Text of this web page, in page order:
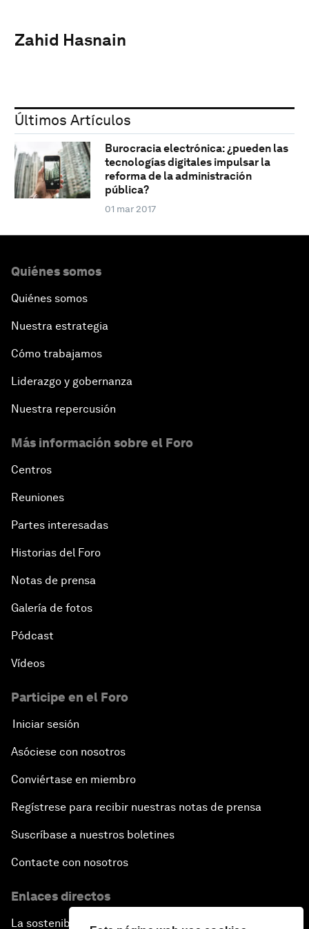
Zahid Hasnain
Últimos Artículos
Burocracia electrónica: ¿pueden las
tecnologías digitales impulsar la
reforma de la administración
pública?
01 mar 2017
Quiénes somos
Quiénes somos
Nuestra estrategia
Cómo trabajamos
Liderazgo y gobernanza
Nuestra repercusión
Más información sobre el Foro
Centros
Reuniones
Partes interesadas
Historias del Foro
Notas de prensa
Galería de fotos
Pódcast
Vídeos
Participe en el Foro
Iniciar sesión
Asóciese con nosotros
Conviértase en miembro
Regístrese para recibir nuestras notas de prensa
Suscríbase a nuestros boletines
Contacte con nosotros
Enlaces directos
La sostenibilidad en el Foro